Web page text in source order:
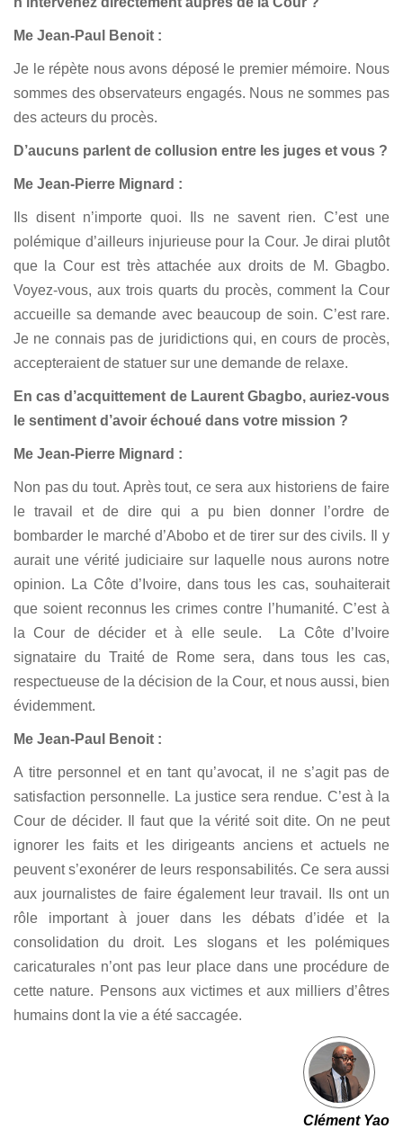
Me Jean-Paul Benoit :
Je le répète nous avons déposé le premier mémoire. Nous
sommes des observateurs engagés. Nous ne sommes pas
des acteurs du procès.
D’aucuns parlent de collusion entre les juges et vous ?
Me Jean-Pierre Mignard :
Ils disent n’importe quoi. Ils ne savent rien. C’est une
polémique d’ailleurs injurieuse pour la Cour. Je dirai plutôt
que la Cour est très attachée aux droits de M. Gbagbo.
Voyez-vous, aux trois quarts du procès, comment la Cour
accueille sa demande avec beaucoup de soin. C’est rare.
Je ne connais pas de juridictions qui, en cours de procès,
accepteraient de statuer sur une demande de relaxe.
En cas d’acquittement de Laurent Gbagbo, auriez-vous
le sentiment d’avoir échoué dans votre mission ?
Me Jean-Pierre Mignard :
Non pas du tout. Après tout, ce sera aux historiens de faire
le travail et de dire qui a pu bien donner l’ordre de
bombarder le marché d’Abobo et de tirer sur des civils. Il y
aurait une vérité judiciaire sur laquelle nous aurons notre
opinion. La Côte d’Ivoire, dans tous les cas, souhaiterait
que soient reconnus les crimes contre l’humanité. C’est à
la Cour de décider et à elle seule. La Côte d’Ivoire
signataire du Traité de Rome sera, dans tous les cas,
respectueuse de la décision de la Cour, et nous aussi, bien
évidemment.
Me Jean-Paul Benoit :
A titre personnel et en tant qu’avocat, il ne s’agit pas de
satisfaction personnelle. La justice sera rendue. C’est à la
Cour de décider. Il faut que la vérité soit dite. On ne peut
ignorer les faits et les dirigeants anciens et actuels ne
peuvent s’exonérer de leurs responsabilités. Ce sera aussi
aux journalistes de faire également leur travail. Ils ont un
rôle important à jouer dans les débats d’idée et la
consolidation du droit. Les slogans et les polémiques
caricaturales n’ont pas leur place dans une procédure de
cette nature. Pensons aux victimes et aux milliers d’êtres
humains dont la vie a été saccagée.
Clément Yao